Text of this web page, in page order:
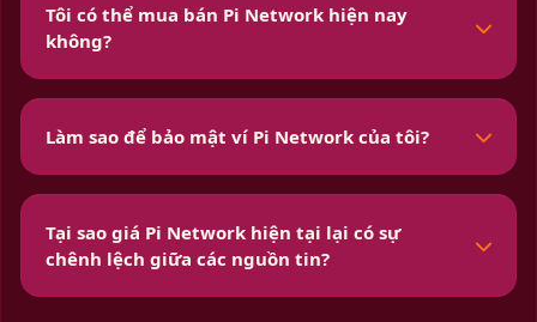
Tôi có thể mua bán Pi Network hiện nay
không?
Làm sao để bảo mật ví Pi Network của tôi?
Tại sao giá Pi Network hiện tại lại có sự
chênh lệch giữa các nguồn tin?